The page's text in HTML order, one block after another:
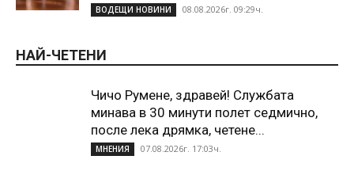
ВОДЕЩИ НОВИНИ 08.08.2026г. 09:29ч.
НАЙ-ЧЕТЕНИ
Чичо Румене, здравей! Службата
минава в 30 минути полет седмично,
после лека дрямка, четене...
МНЕНИЯ 07.08.2026г. 17:03ч.